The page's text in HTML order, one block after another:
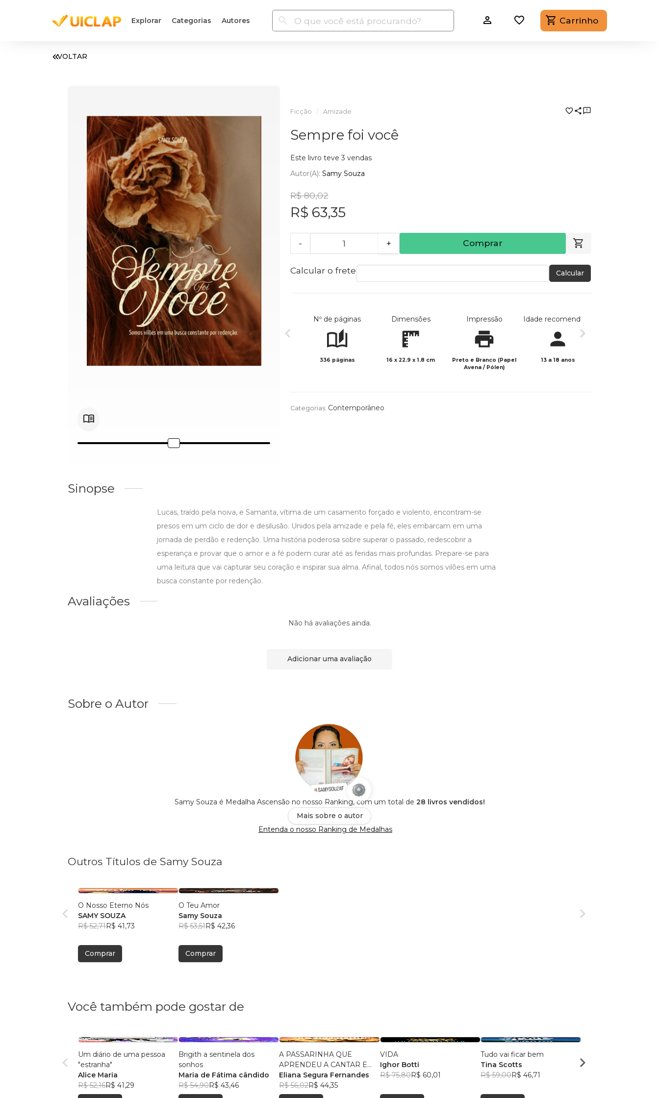
Explorar Categorias Autores Carrinho
VOLTAR
Ficção Amizade
Sempre foi você
Este livro teve 3 vendas
Autor(a): Samy Souza
R$ 80,02
R$ 63,35
- + Comprar
Calcular o frete Calcular
Nº de páginas
336 páginas
Dimensões
16 x 22.9 x 1.8 cm
Impressão
Preto e Branco (Papel
Avena / Pólen)
Idade recomendada
13 a 18 anos
Categorias: Contemporâneo
Sinopse
Lucas, traído pela noiva, e Samanta, vítima de um casamento forçado e violento, encontram-se
presos em um ciclo de dor e desilusão. Unidos pela amizade e pela fé, eles embarcam em uma
jornada de perdão e redenção. Uma história poderosa sobre superar o passado, redescobrir a
esperança e provar que o amor e a fé podem curar até as feridas mais profundas. Prepare-se para
uma leitura que vai capturar seu coração e inspirar sua alma. Afinal, todos nós somos vilões em uma
busca constante por redenção.
Avaliações
Não há avaliações ainda.
Adicionar uma avaliação
Sobre o Autor
Samy Souza é Medalha Ascensão no nosso Ranking, com um total de 28 livros vendidos!
Mais sobre o autor
Entenda o nosso Ranking de Medalhas
Outros Títulos de Samy Souza
O Nosso Eterno Nós
SAMY SOUZA
R$ 52,71R$ 41,73
Comprar
O Teu Amor
Samy Souza
R$ 53,51R$ 42,36
Comprar
Você também pode gostar de
Um diário de uma pessoa
"estranha"
Alice Maria
R$ 52,16R$ 41,29
Brigith a sentinela dos
sonhos
Maria de Fátima cândido
R$ 54,90R$ 43,46
A PASSARINHA QUE
APRENDEU A CANTAR E
VOAR
Eliana Segura Fernandes
R$ 56,02R$ 44,35
VIDA
Ighor Botti
R$ 75,80R$ 60,01
Tudo vai ficar bem
Tina Scotts
R$ 59,00R$ 46,71
Giliane Silva de